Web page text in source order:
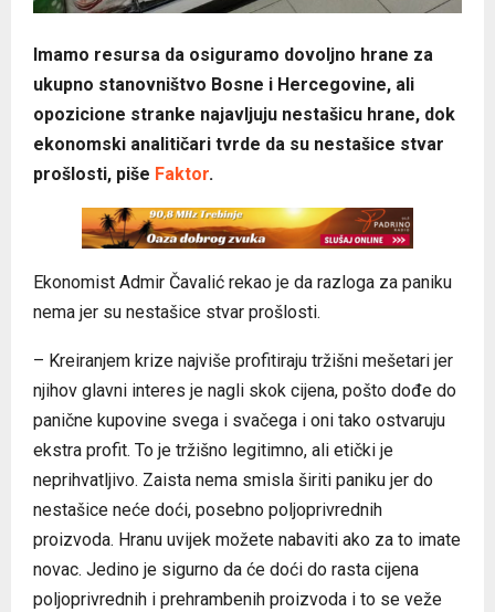
Imamo resursa da osiguramo dovoljno hrane za
ukupno stanovništvo Bosne i Hercegovine, ali
opozicione stranke najavljuju nestašicu hrane, dok
ekonomski analitičari tvrde da su nestašice stvar
prošlosti, piše Faktor.
Ekonomist Admir Čavalić rekao je da razloga za paniku
nema jer su nestašice stvar prošlosti.
– Kreiranjem krize najviše profitiraju tržišni mešetari jer
njihov glavni interes je nagli skok cijena, pošto dođe do
panične kupovine svega i svačega i oni tako ostvaruju
ekstra profit. To je tržišno legitimno, ali etički je
neprihvatljivo. Zaista nema smisla širiti paniku jer do
nestašice neće doći, posebno poljoprivrednih
proizvoda. Hranu uvijek možete nabaviti ako za to imate
novac. Jedino je sigurno da će doći do rasta cijena
poljoprivrednih i prehrambenih proizvoda i to se veže